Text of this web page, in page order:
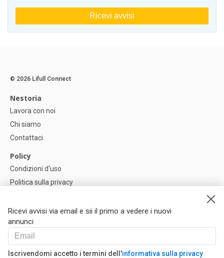
Ricevi avvisi
Ricevi avvisi via email e sii il primo a vedere i nuovi
annunci
Iscrivendomi accetto i termini dell'informativa sulla privacy
© 2026 Lifull Connect
Nestoria
Lavora con noi
Chi siamo
Contattaci
Policy
Condizioni d'uso
Politica sulla privacy
Impostazioni dei cookie
Help
FAQ
I Nostri Partner